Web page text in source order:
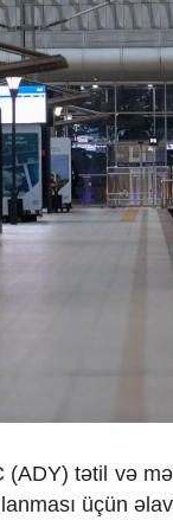
(ADY) tətil və
üçün